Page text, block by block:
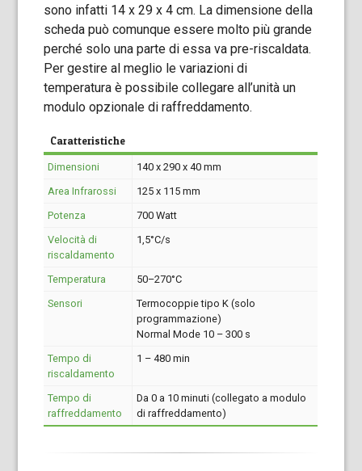
sono infatti 14 x 29 x 4 cm. La dimensione della
scheda può comunque essere molto più grande
perché solo una parte di essa va pre-riscaldata.
Per gestire al meglio le variazioni di
temperatura è possibile collegare all’unità un
modulo opzionale di raffreddamento.
Caratteristiche
Dimensioni
140 x 290 x 40 mm
Area Infrarossi
125 x 115 mm
Potenza
700 Watt
Velocità di
riscaldamento
1,5°C/s
Temperatura
50–270°C
Sensori
Termocoppie tipo K (solo
programmazione)
Normal Mode 10 – 300 s
Tempo di
riscaldamento
1 – 480 min
Tempo di
raffreddamento
Da 0 a 10 minuti (collegato a modulo
di raffreddamento)